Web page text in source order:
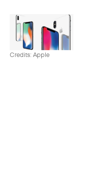
Credits: Apple